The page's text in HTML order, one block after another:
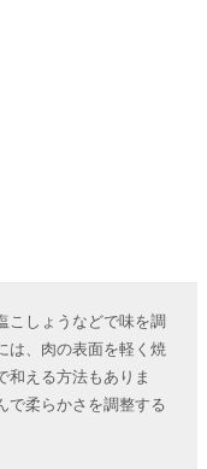
こしょうなどで味を調
は、肉の表面を軽く焼
和える方法もありま
で柔らかさを調整する